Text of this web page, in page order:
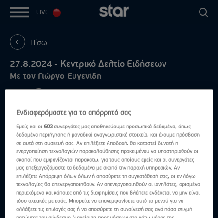
LIVE
Πίσω
27.8.2024 - Κεντρικό Δελτίο Ειδήσεων
Με τον Γιώργο Ευγενίδη
Ενδιαφερόμαστε για το απόρρητό σας
Εμείς και οι603 συνεργάτες μας αποθηκεύουμε προσωπικά δεδομένα, όπως
δεδομένα περιήγησης ή μοναδικά αναγνωριστικά στοιχεία, και έχουμε πρόσβαση
σε αυτά στη συσκευή σας. Αν επιλέξετε Αποδοχή, θα καταστεί δυνατή η
ενεργοποίηση τεχνολογιών παρακολούθησης προκειμένου να υποστηριχθούν οι
σκοποί που εμφανίζονται παρακάτω, για τους οποίους εμείς και οι συνεργάτες
μας επεξεργαζόμαστε τα δεδομένα με σκοπό την παροχή υπηρεσιών. Αν
επιλέξετε Απόρριψη όλων όλων ή αποσύρετε τη συγκατάθεσή σας, οι εν λόγω
τεχνολογίες θα απενεργοποιηθούν. Αν απενεργοποιηθούν οι ιχνηλάτες, ορισμένο
περιεχόμενο και κάποιες από τις διαφημίσεις που βλέπετε ενδέχεται να μην είναι
τόσο σχετικές με εσάς. Μπορείτε να επανεμφανίσετε αυτό το μενού για να
αλλάξετε τις επιλογές σας ή να αποσύρετε τη συναίνεσή σας ανά πάσα στιγμή